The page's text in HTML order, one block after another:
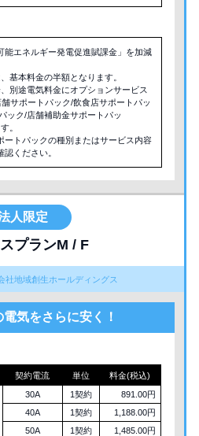
能エネルギー発電促進賦課金」を加減
基本料金の半額となります。
別途電気料金にオプションサービス
サポートパック/飲食店サポートパッ
ック/店舗補助金サポートパッ
。
トパックの種別またはサービス内容
ください。
プランM / F
社地域創生ホールディングス
人限定
気をさらに安く！
契約電流 単位 料金(税込)
30A 1契約
891.00円
40A
1契約
1,188.00円
50A
1契約
1,485.00円